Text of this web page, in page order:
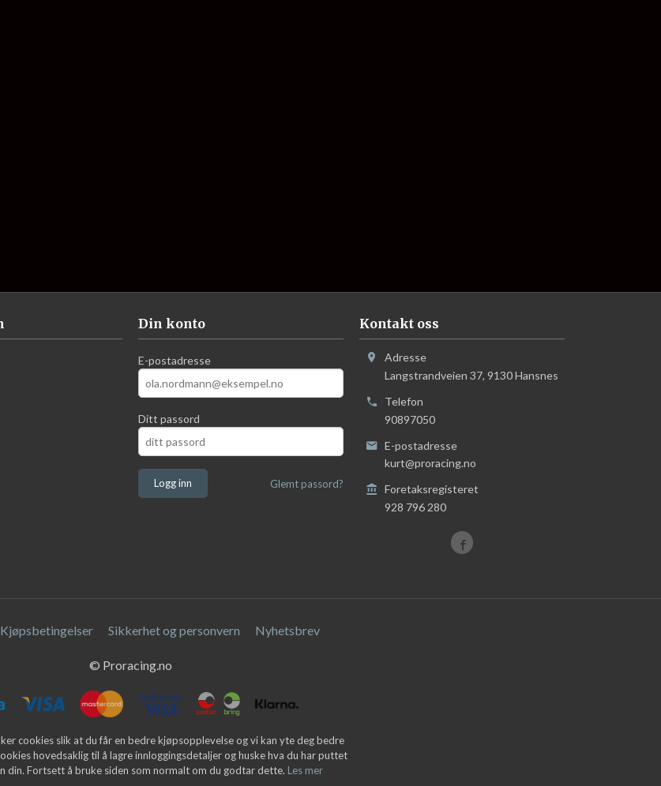
Din konto
E-postadresse
Ditt passord
Glemt passord?
Kontakt oss
Adresse
Langstrandveien 37, 9130Hansnes
Telefon
90897050
E-postadresse
kurt@proracing.no
Foretaksregisteret
928 796 280
Kjøpsbetingelser Sikkerhet og personvern Nyhetsbrev
© Proracing.no
cookies slik at du får en bedre kjøpsopplevelse og vi kan yte deg bedre
hovedsaklig til å lagre innloggingsdetaljer og huske hva du har puttet
din. Fortsett å bruke siden som normalt om du godtar dette. Les mer